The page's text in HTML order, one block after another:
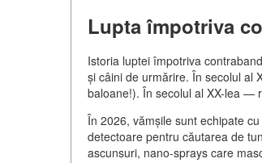
Lupta împotriva
Istoria luptei împotriva
și câini de urmărire. În secolul al
baloane!). În secolul al XX-lea —
În 2026, vămșile sunt echipate
detectoare pentru căutarea de
ascunsuri, nano-sprays care